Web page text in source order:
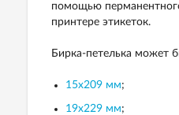
помощью
принтере этикеток.
Бирка-петелька может
15х209 мм;
19х229 мм;